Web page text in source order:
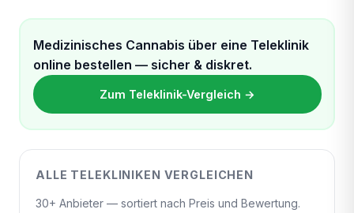
Medizinisches Cannabis über eine Teleklinik
online bestellen — sicher & diskret.
Zum Teleklinik-Vergleich →
ALLE TELEKLINIKEN VERGLEICHEN
30+ Anbieter — sortiert nach Preis und Bewertung.